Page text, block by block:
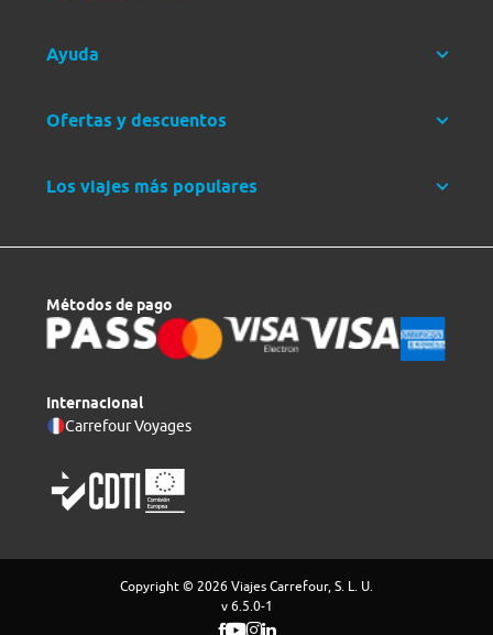
Ayuda
Ofertas y descuentos
Los viajes más populares
Métodos de pago
Internacional
Carrefour Voyages
Copyright © 2026 Viajes Carrefour, S. L. U.
v 6.5.0-1